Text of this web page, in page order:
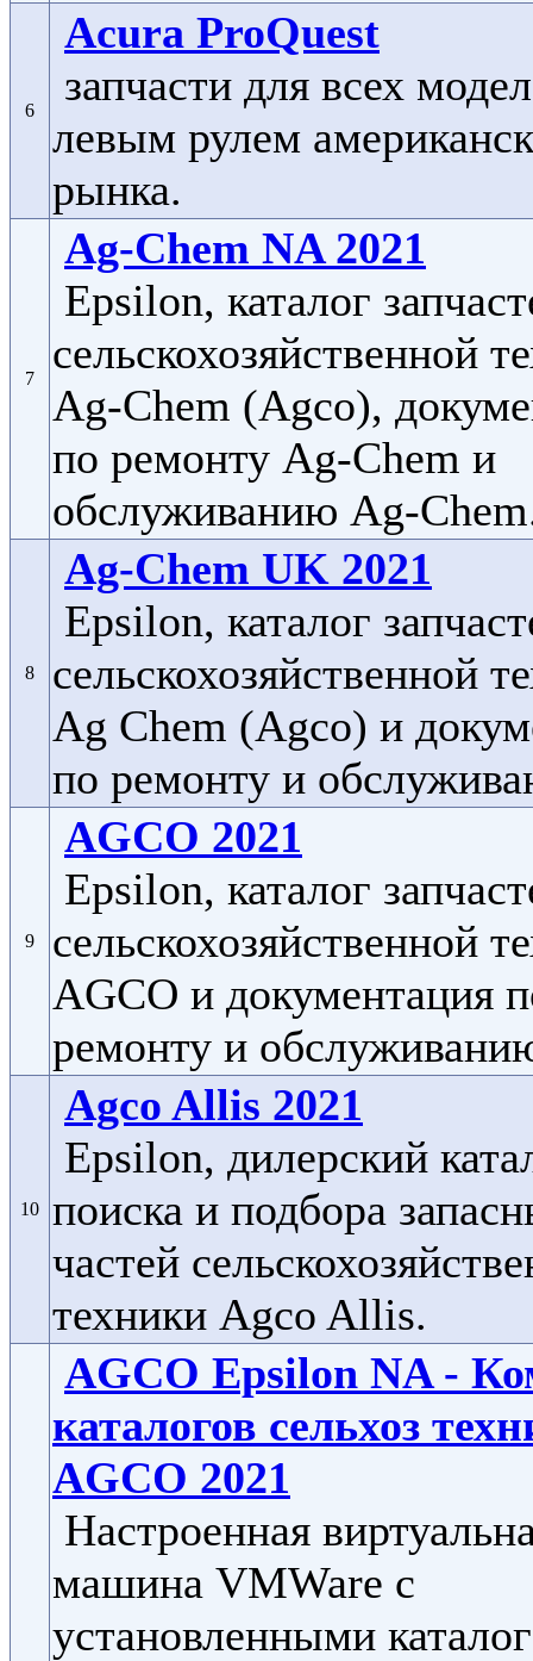
6
Acura ProQuest
запчасти для всех
левым рулем
рынка.
7
Ag-Chem NA 2021
Epsilon, каталог
сельскохозяйственной
Ag-Chem (Agco),
по ремонту Ag-Chem и
обслуживанию Ag-
8
Ag-Chem UK 2021
Epsilon, каталог
сельскохозяйственной
Ag Chem (Agco) и
по ремонту и
9
AGCO 2021
Epsilon, каталог
сельскохозяйственной
AGCO и документация
ремонту и
10
Agco Allis 2021
Epsilon, дилерский
поиска и подбора
частей
техники Agco Allis.
AGCO Epsilon NA -
каталогов сельхоз
AGCO 2021
Настроенная
машина VMWare c
установленными